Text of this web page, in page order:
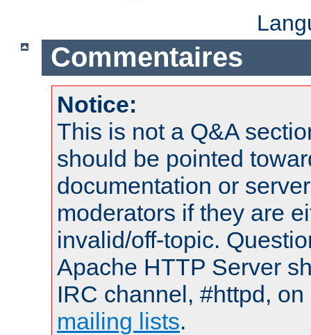
Commentaires
Notice:
This is not a Q&A
should be pointed
documentation or
moderators if they are
invalid/off-topic.
Apache HTTP Server
IRC channel, #httpd,
mailing lists.